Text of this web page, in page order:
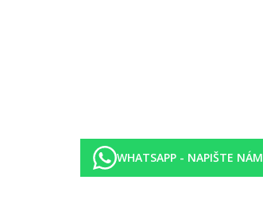
WHATSAPP - NAPIŠTE NÁM